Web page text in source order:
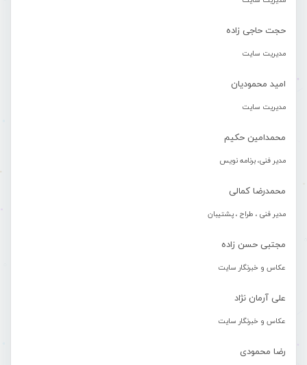
حجت حاجی زاده
مدیریت سایت
امید محمودیان
مدیریت سایت
محمدامین حکیم
مدیر فنی، برنامه نویس
محمدرضا کمالی
مدیر فنی ، طراح ، پشتیبان
مجتبی حسن زاده
عکاس و خبرنگار سایت
علی آرمان نژاد
عکاس و خبرنگار سایت
رضا محمودی